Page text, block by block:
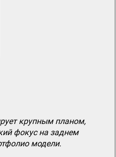
крупным планом,
фокус на заднем
модели.